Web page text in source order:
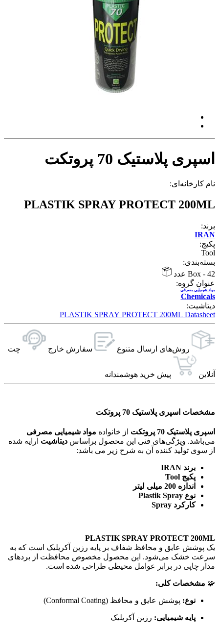
اسپری پلاستیک 70 پروتکت
نام کارخانه‌ای:
PLASTIK SPRAY PROTECT 200ML
برند:
IRAN
پکیج:
Tool
بسته‌بندی:
Box - 42 عدد
عنوان گروه:
Chemicals
مواد شیمیایی مصرفی
دیتاشیت:
PLASTIK SPRAY PROTECT 200ML Datasheet
روش‌های ارسال‌ متنوع سفارش خارج چت
آنلاین پیش خرید هوشمندانه
مشخصات اسپری پلاستیک 70 پروتکت
اسپری پلاستیک 70 پروتکت از خانواده مواد شیمیایی مصرفی
می‌باشد. ویژگی‌های فنی این محصول براساس دیتاشیت ارایه شده
از سوی تولید کننده آن به شرح زیر می باشد:
برند IRAN
پکیج Tool
اندازه 200 میلی لیتر
نوع Plastik Spray
کارکرد Spray
PLASTIK SPRAY PROTECT 200ML
یک پوشش عایق و محافظ شفاف بر پایه رزین آکریلیک است که به
سرعت خشک می‌شود. این محصول مخصوص محافظت از بردهای
مدار چاپی در برابر عوامل محیطی طراحی شده است.
🧩 مشخصات کلی:
نوع: پوشش عایق و محافظ (Conformal Coating)
پایه شیمیایی: رزین آکریلیک